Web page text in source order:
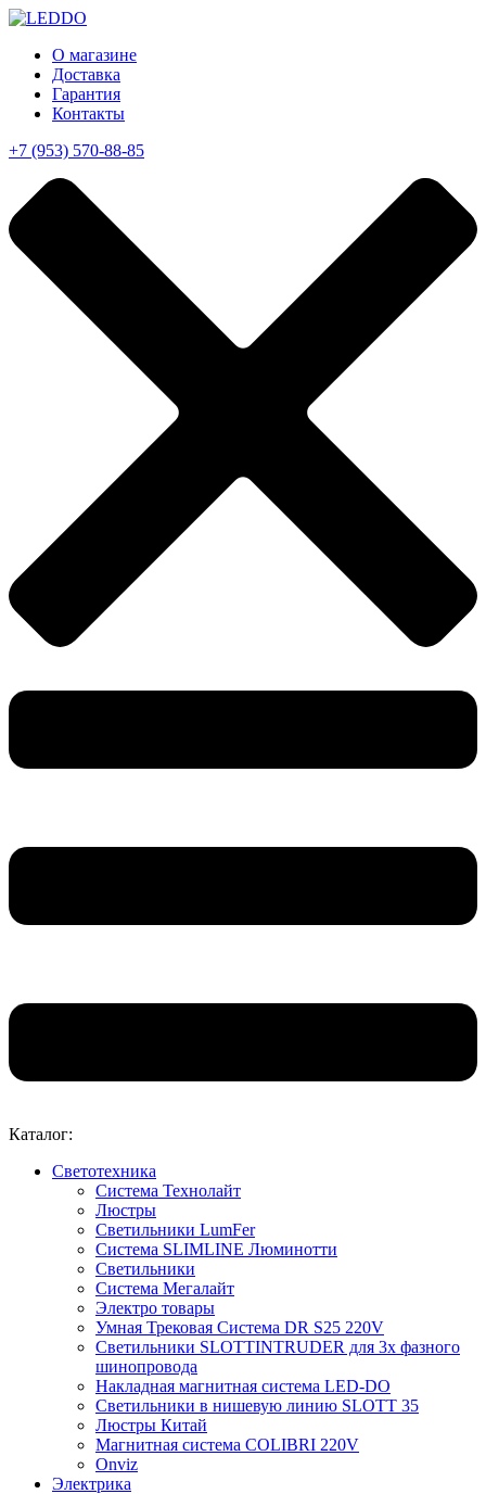
О магазине
Доставка
Гарантия
Контакты
+7 (953) 570-88-85
Каталог:
Светотехника
Система Технолайт
Люстры
Светильники LumFer
Система SLIMLINE Люминотти
Светильники
Система Мегалайт
Электро товары
Умная Трековая Система DR S25 220V
Светильники SLOTTINTRUDER для 3х фазного
шинопровода
Накладная магнитная система LED-DO
Светильники в нишевую линию SLOTT 35
Люстры Китай
Магнитная система COLIBRI 220V
Onviz
Электрика